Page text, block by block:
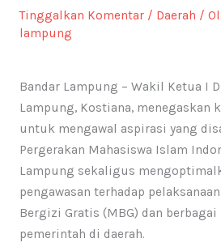
Tinggalkan Komentar / Daerah /
lampung
Bandar Lampung – Wakil Ketua I
Lampung, Kostiana, menegaskan
untuk mengawal aspirasi yang
Pergerakan Mahasiswa Islam
Lampung sekaligus
pengawasan terhadap
Bergizi Gratis (MBG) dan
pemerintah di daerah.